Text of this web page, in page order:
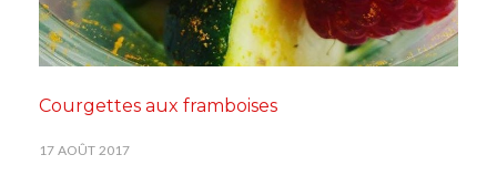
Courgettes aux framboises
17 AOÛT 2017